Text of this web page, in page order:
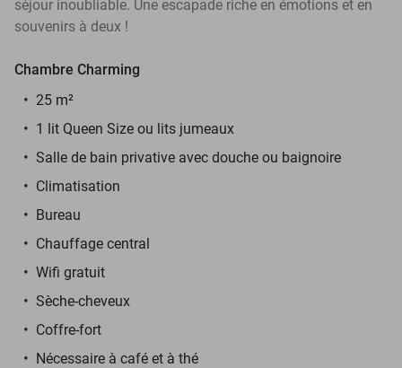
séjour inoubliable. Une escapade riche en émotions et en
souvenirs à deux !
Chambre Charming
25 m²
1 lit Queen Size ou lits jumeaux
Salle de bain privative avec douche ou baignoire
Climatisation
Bureau
Chauffage central
Wifi gratuit
Sèche-cheveux
Coffre-fort
Nécessaire à café et à thé